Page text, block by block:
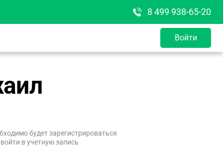
8 499 938-65-20
Войти
будет зарегистрироваться
в учетную запись